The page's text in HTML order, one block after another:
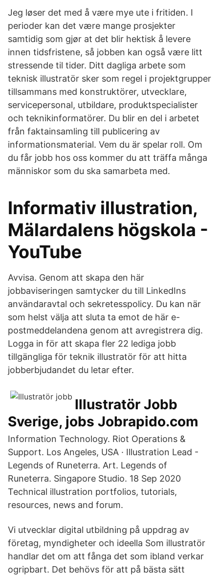
Jeg løser det med å være mye ute i fritiden. I
perioder kan det være mange prosjekter
samtidig som gjør at det blir hektisk å levere
innen tidsfristene, så jobben kan også være litt
stressende til tider. Ditt dagliga arbete som
teknisk illustratör sker som regel i projektgrupper
tillsammans med konstruktörer, utvecklare,
servicepersonal, utbildare, produktspecialister
och teknikinformatörer. Du blir en del i arbetet
från faktainsamling till publicering av
informationsmaterial. Vem du är spelar roll. Om
du får jobb hos oss kommer du att träffa många
människor som du ska samarbeta med.
Informativ illustration,
Mälardalens högskola -
YouTube
Avvisa. Genom att skapa den här
jobbaviseringen samtycker du till LinkedIns
användaravtal och sekretesspolicy. Du kan när
som helst välja att sluta ta emot de här e-
postmeddelandena genom att avregistrera dig.
Logga in för att skapa fler 22 lediga jobb
tillgängliga för teknik illustratör för att hitta
jobberbjudandet du letar efter.
Illustratör Jobb
Sverige, jobs Jobrapido.com
Information Technology. Riot Operations &
Support. Los Angeles, USA · Illustration Lead -
Legends of Runeterra. Art. Legends of
Runeterra. Singapore Studio. 18 Sep 2020
Technical illustration portfolios, tutorials,
resources, news and forum.
Vi utvecklar digital utbildning på uppdrag av
företag, myndigheter och ideella Som illustratör
handlar det om att fånga det som ibland verkar
ogripbart. Det behövs för att på bästa sätt